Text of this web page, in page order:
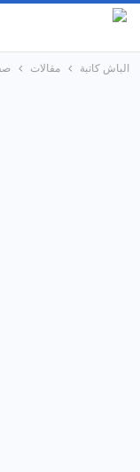
الباش كاتبة مقالات